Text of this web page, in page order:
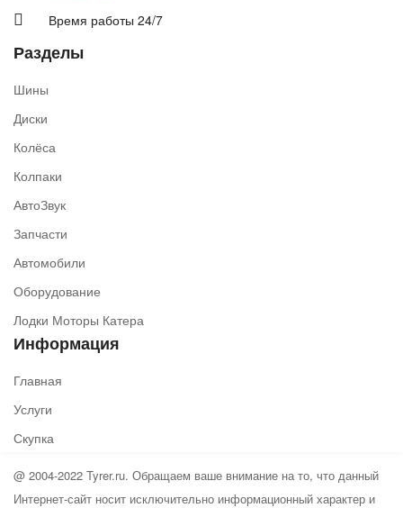
Время работы 24/7
Разделы
Шины
Диски
Колёса
Колпаки
АвтоЗвук
Запчасти
Автомобили
Оборудование
Лодки Моторы Катера
Информация
Главная
Услуги
Скупка
@ 2004-2022 Tyrer.ru. Обращаем ваше внимание на то, что данный
Интернет-сайт носит исключительно информационный характер и